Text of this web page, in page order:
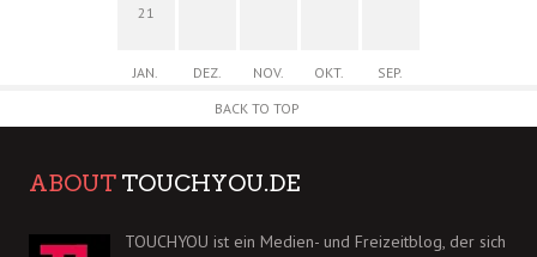
21
JAN. DEZ. NOV. OKT.
SEP.
BACK TO TOP
ABOUT TOUCHYOU.DE
TOUCHYOU ist ein Medien- und Freizeitblog, der sich